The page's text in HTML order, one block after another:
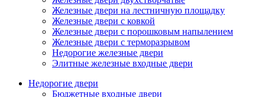
Железные двери на лестничную площадку
Железные двери с ковкой
Железные двери с порошковым напылением
Железные двери с терморазрывом
Недорогие железные двери
Элитные железные входные двери
Недорогие двери
Бюджетные входные двери